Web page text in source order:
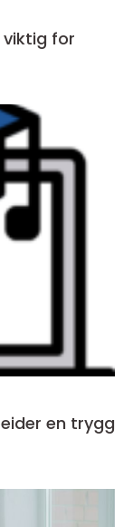
viktig for
trygg